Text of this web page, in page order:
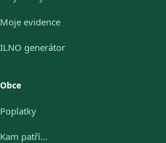
Moje evidence
ILNO generátor
Obce
Poplatky
Kam patří…